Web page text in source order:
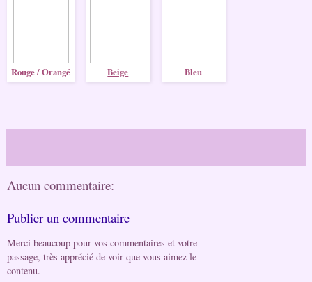
Rouge / Orangé Beige Bleu
Aucun commentaire:
Publier un commentaire
Merci beaucoup pour vos commentaires et votre
passage, très apprécié de voir que vous aimez le
contenu.